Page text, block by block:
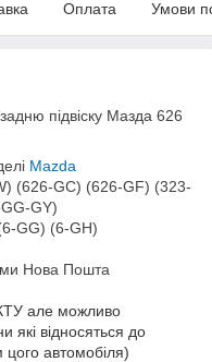
Оплата Умови
підвіску Мазда 626
Mazda
(626-GC) (626-GF) (323-
GY)
GG) (6-GH)
Нова Пошта
але можливо
які відносяться до
цого автомобіля)